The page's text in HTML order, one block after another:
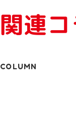
関連
COLUMN